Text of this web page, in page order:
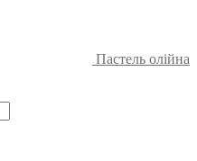
Пастель олійна